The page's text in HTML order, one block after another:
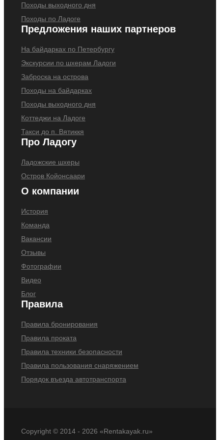
Походы выходного дня
Походы по Ладоге
Предложения наших партнеров
На байдарках по Петербургу
Экскурсии по шхерам Ладоги
Заброска на острова
Походы на байдарках
Походы выходного дня
Коттеджи на Ладоге
Такси до п. Вятиккя
Про Ладогу
Ладожские шхеры
Остров Койонсаари
О компании
История
Команда
Вакансии
Отзывы
Фотографии
Видео
Блог
Правила
Правила бронирования
Правила проката
Правила техники безопасности
Правила пользования снаряжением
Порядок въезда автотранспорта
Copyright © 2014 - 2026 «Rentakayak.ru»